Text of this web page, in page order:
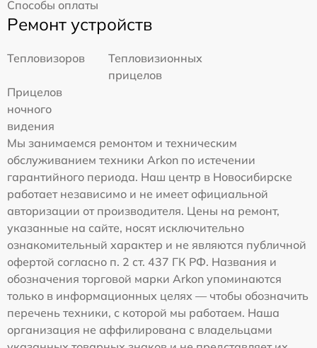
Способы оплаты
Ремонт устройств
Тепловизоров
Тепловизионных
прицелов
Прицелов
ночного
видения
Мы занимаемся ремонтом и техническим
обслуживанием техники Arkon по истечении
гарантийного периода. Наш центр в Новосибирске
работает независимо и не имеет официальной
авторизации от производителя. Цены на ремонт,
указанные на сайте, носят исключительно
ознакомительный характер и не являются публичной
офертой согласно п. 2 ст. 437 ГК РФ. Названия и
обозначения торговой марки Arkon упоминаются
только в информационных целях — чтобы обозначить
перечень техники, с которой мы работаем. Наша
организация не аффилирована с владельцами